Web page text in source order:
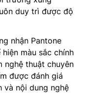
duy trì được độ
nhận Pantone
màu sắc chính
nghệ thuật chuyên
được đánh giá
và nội dung nghệ